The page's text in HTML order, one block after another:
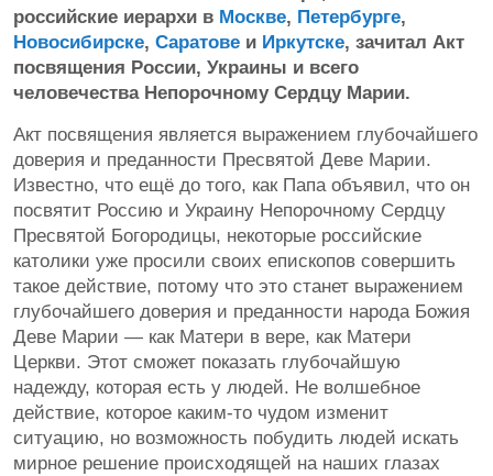
российские иерархи в Москве, Петербурге,
Новосибирске, Саратове и Иркутске, зачитал Акт
посвящения России, Украины и всего
человечества Непорочному Сердцу Марии.
Акт посвящения является выражением глубочайшего
доверия и преданности Пресвятой Деве Марии.
Известно, что ещё до того, как Папа объявил, что он
посвятит Россию и Украину Непорочному Сердцу
Пресвятой Богородицы, некоторые российские
католики уже просили своих епископов совершить
такое действие, потому что это станет выражением
глубочайшего доверия и преданности народа Божия
Деве Марии — как Матери в вере, как Матери
Церкви. Этот сможет показать глубочайшую
надежду, которая есть у людей. Не волшебное
действие, которое каким-то чудом изменит
ситуацию, но возможность побудить людей искать
мирное решение происходящей на наших глазах